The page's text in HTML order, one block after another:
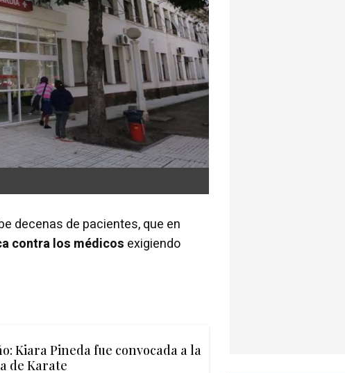
decenas de pacientes, que en
contra los médicos exigiendo
Kiara Pineda fue convocada a la
de Karate